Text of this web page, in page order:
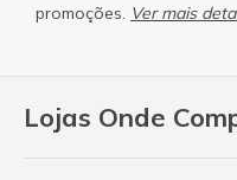
Lojas Onde
promoções. Ver mais